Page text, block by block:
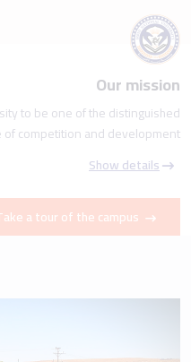
Our mission
to be one of the distinguished
competition and development.
Show details
a tour of the campus